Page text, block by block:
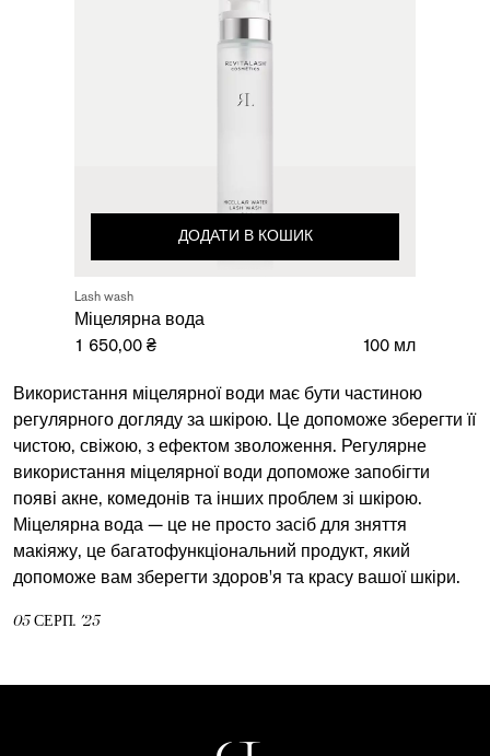
ДОДАТИ В КОШИК
Lash wash
Міцелярна вода
1 650,00 ₴
100 мл
Використання міцелярної води має бути частиною
регулярного догляду за шкірою. Це допоможе зберегти її
чистою, свіжою, з ефектом зволоження. Регулярне
використання міцелярної води допоможе запобігти
появі акне, комедонів та інших проблем зі шкірою.
Міцелярна вода — це не просто засіб для зняття
макіяжу, це багатофункціональний продукт, який
допоможе вам зберегти здоров'я та красу вашої шкіри.
05СЕРП. '25
Пошук...